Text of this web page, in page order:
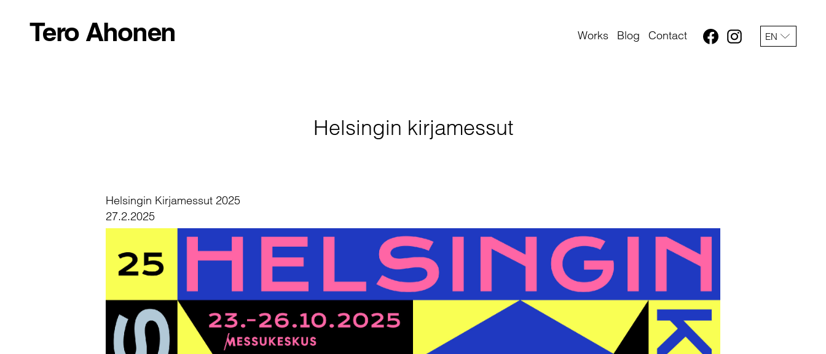
Tero Ahonen Works Blog Contact EN
Helsingin kirjamessut
Helsingin Kirjamessut 2025
27.2.2025